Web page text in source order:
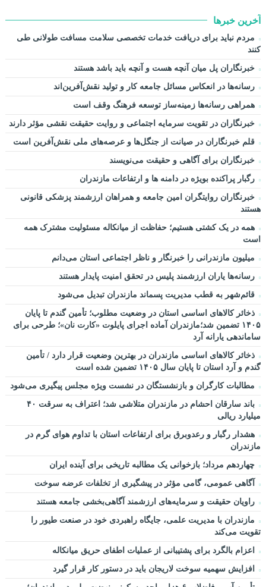
آخرین خبرها
مردم نباید برای دریافت خدمات تخصصی سلامت مسافت طولانی طی
کنند
خبرنگاران پل میان آنچه هست و آنچه باید باشد هستند
رسانه‌ها در انعکاس مسائل جامعه کار و تولید نقش‌آفرین‌اند
همراهی رسانه‌ها زمینه‌ساز توسعه فرهنگ وقف است
خبرنگاران در تقویت سرمایه اجتماعی و روایت حقیقت نقشی مؤثر دارند
قلم خبرنگاران در صیانت از جنگل‌ها و عرصه‌های ملی نقش‌آفرین است
خبرنگاران برای آگاهی و حقیقت می‌نویسند
رگبار پراکنده بویژه در دامنه ها و ارتفاعات مازندران
خبرنگاران روایتگران امین جامعه و همراهان ارزشمند پزشکی قانونی
هستند
همه در یک کشتی هستیم؛ حفاظت از میانکاله مسئولیت مشترک همه
است
میلیون مازندرانی را خبرنگار و ناظر اجتماعی استان می‌دانم
رسانه‌ها یاران ارزشمند پلیس در تحقق امنیت پایدار هستند
قائم‌شهر به قطب مدیریت پسماند مازندران تبدیل می‌شود
ذخائر کالاهای اساسی استان در وضعیت مطلوب؛ تأمین گندم تا پایان
۱۴۰۵ تضمین شد؛مازندران آماده اجرای پایلوت «کارت نان»؛ طرحی برای
ساماندهی یارانه آرد
ذخائر کالاهای اساسی مازندران در بهترین وضعیت قرار دارد / تأمین
گندم و آرد استان تا پایان سال ۱۴۰۵ تضمین شده است
مطالبات کارگران و بازنشستگان در نشست ویژه مجلس پیگیری می‌شود
باند سارقان احشام در مازندران متلاشی شد؛ اعتراف به سرقت ۴۰
میلیارد ریالی
هشدار رگبار و رعدوبرق برای ارتفاعات استان با تداوم هوای گرم در
مازندران
چهاردهم مرداد؛ بازخوانی یک مطالبه تاریخی برای آینده ایران
آگاهی عمومی، گامی مؤثر در پیشگیری از تخلفات عرضه سوخت
راویان حقیقت و سرمایه‌های ارزشمند آگاهی‌بخشی جامعه هستند
مازندران با مدیریت علمی، جایگاه راهبردی خود در صنعت طیور را
تقویت می‌کند
اعزام بالگرد برای پشتیبانی از عملیات اطفای حریق میانکاله
افزایش سهمیه سوخت لاریجان باید در دستور کار قرار گیرد